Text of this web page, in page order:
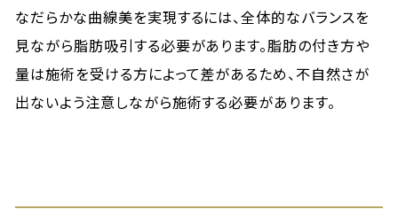
なだらかな曲線美を実現するには、全体的なバランスを
見ながら脂肪吸引する必要があります。脂肪の付き方や
量は施術を受ける方によって差があるため、不自然さが
出ないよう注意しながら施術する必要があります。